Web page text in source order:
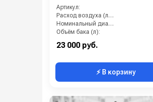
Артикул:
Расход воздуха (л/сек):
Номинальный диаметр принадлежностей (мм):
Объём бака (л):
23 000 руб.
⚡ В корзину